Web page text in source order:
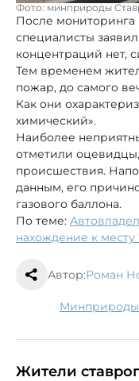
Фото: минприроды
После мониторинга
специалисты
концентраций нет,
Тем временем
пожар, до самого
Как они
химический».
Наиболее
отметили оцевидцы,
происшествия.
данным, его
газового баллона.
По теме:
нахождение к
Автор:Роман
минприроды
Жители